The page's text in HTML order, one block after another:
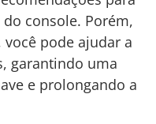
console. Porém,
pode ajudar a
garantindo uma
e prolongando a